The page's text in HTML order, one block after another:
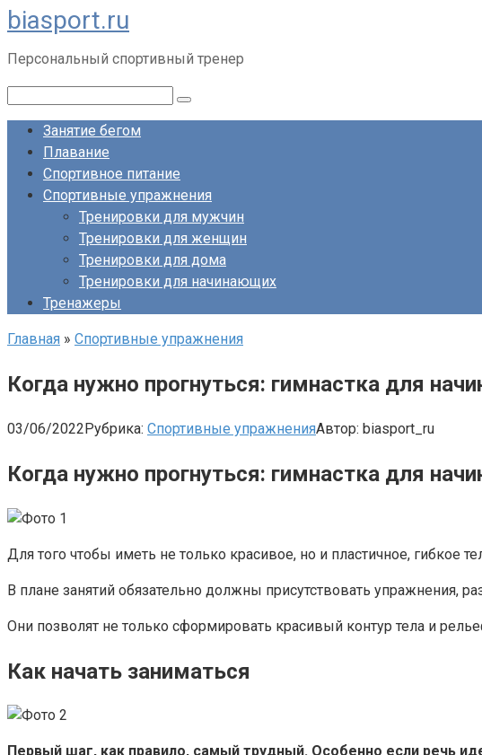
Перейти
к
контенту
biasport.ru
Персональный спортивный тренер
Занятие бегом
Плавание
Спортивное питание
Спортивные упражнения
Тренировки для мужчин
Тренировки для женщин
Тренировки для дома
Тренировки для начинающих
Тренажеры
Главная » Спортивные упражнения
Когда нужно прогнуться: гимнастка для
03/06/2022Рубрика: Спортивные упражненияАвтор: biasport_ru
Когда нужно прогнуться: гимнастка для
Для того чтобы иметь не только красивое, но и пластичное, гибкое
В плане занятий обязательно должны присутствовать упражнения,
Они позволят не только сформировать красивый контур тела и
Как начать заниматься
Первый шаг, как правило, самый трудный. Особенно если речь